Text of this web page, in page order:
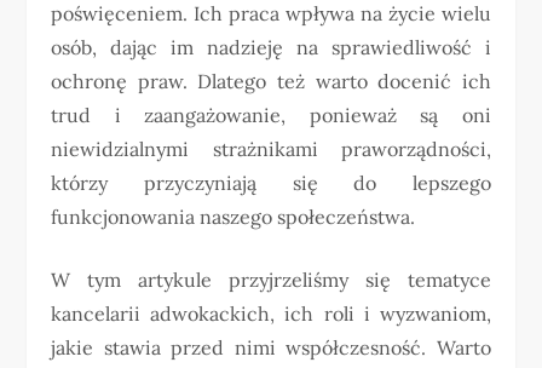
poświęceniem. Ich praca wpływa na życie wielu
osób, dając im nadzieję na sprawiedliwość i
ochronę praw. Dlatego też warto docenić ich
trud i zaangażowanie, ponieważ są oni
niewidzialnymi strażnikami praworządności,
którzy przyczyniają się do lepszego
funkcjonowania naszego społeczeństwa.
W tym artykule przyjrzeliśmy się tematyce
kancelarii adwokackich, ich roli i wyzwaniom,
jakie stawia przed nimi współczesność. Warto